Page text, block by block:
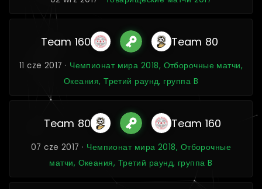
Team 160 Team 80
11 cze 2017 · Чемпионат мира 2018, Отборочные матчи,
Океания, Третий раунд, группа B
Team 80 Team 160
07 cze 2017 · Чемпионат мира 2018, Отборочные
матчи, Океания, Третий раунд, группа B